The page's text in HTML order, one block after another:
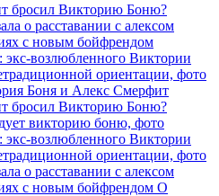
бросил Викторию Боню?
о расставании с алексом
с новым бойфрендом
возлюбленного Виктории
ориентации, фото
Боня и Алекс Смерфит
бросил Викторию Боню?
викторию боню, фото
возлюбленного Виктории
ориентации, фото
о расставании с алексом
с новым бойфрендом О